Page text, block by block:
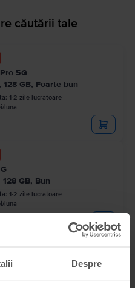
Despre
căutării tale
5G
GB, Foarte bun
1-2 zile lucratoare
luna
GB, Bun
1-2 zile lucratoare
luna